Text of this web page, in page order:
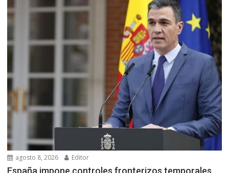
agosto 8, 2026 Editor
España impone controles fronterizos temporales